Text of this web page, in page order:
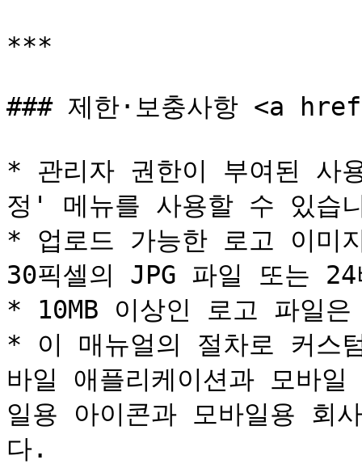
***
### 제한·보충사항 <a
* 관리자 권한이 부여된 사
정' 메뉴를 사용할 수 있습
* 업로드 가능한 로고 이미
30픽셀의 JPG 파일 또는
* 10MB 이상인 로고 파일
* 이 매뉴얼의 절차로 커스
바일 애플리케이션과 모바
일용 아이콘과 모바일용 회
다.